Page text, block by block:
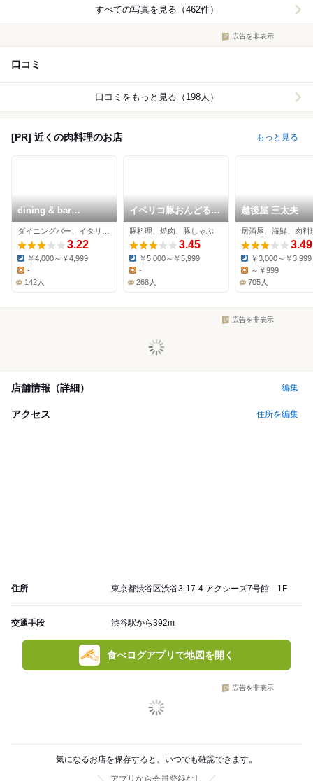
すべての写真を見る（462件）
広告を非表示
口コミ
口コミをもっと見る（198人）
[PR] 近くの肉料理のお店 もっと見る
dining & bar
KITSUNE 渋谷
3.22
Dinner:
￥4,000～￥4,999
-
142人
イベリコ豚おんどる焼
裏渋屋
豚料理、焼肉、豚しゃぶ
3.45
Dinner:
￥5,000～￥5,999
-
268人
越後屋 三太夫
居酒屋、海鮮、肉料
3.49
Dinner:
￥3,000～￥3,999
～￥999
705人
広告を非表示
店舗情報（詳細） 編集
アクセス 住所を編集
住所 東京都渋谷区渋谷3-17-4 アクシーズ7号館 1F
交通手段 渋谷駅から392m
食べログアプリで地図を開く
広告を非表示
気になるお店を保存すると、いつでも確認できます。